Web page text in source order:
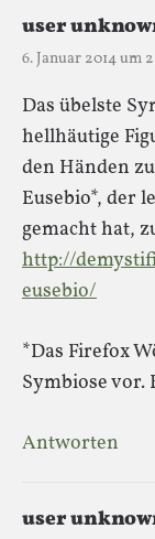
user
6. Januar 2014 um
Das übelste
hellhäutige
den Händen
Eusebio*, der
gemacht hat,
http://
eusebio/
*Das Firefox
Symbiose vor.
Antworten
user